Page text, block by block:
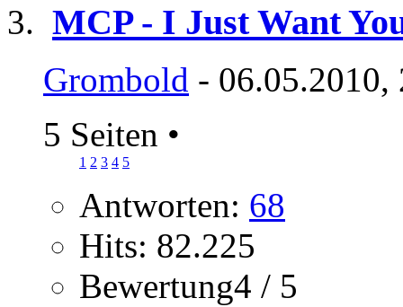
MCP - I Just Want
Grombold - 06.05.2010,
5 Seiten •
1 2 3 4 5
Antworten: 68
Hits: 82.225
Bewertung4 / 5